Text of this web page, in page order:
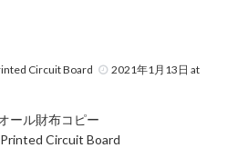
Circuit Board
2021年1月13日 at
ール財布コピー
Circuit Board